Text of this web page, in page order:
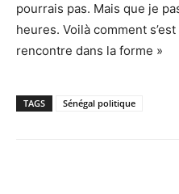
pourrais pas. Mais que je
heures. Voilà comment
rencontre dans la forme »
TAGS Sénégal politique